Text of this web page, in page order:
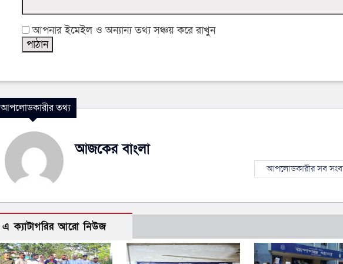
আপনার ইমেইল ও অন্যান্য তথ্য সঞ্চয় করে রাখুন
আপলোডকারীর তথ্য
আজকের বাংলা
আপলোডকারীর সব
এ ক্যাটাগরির আরো নিউজ